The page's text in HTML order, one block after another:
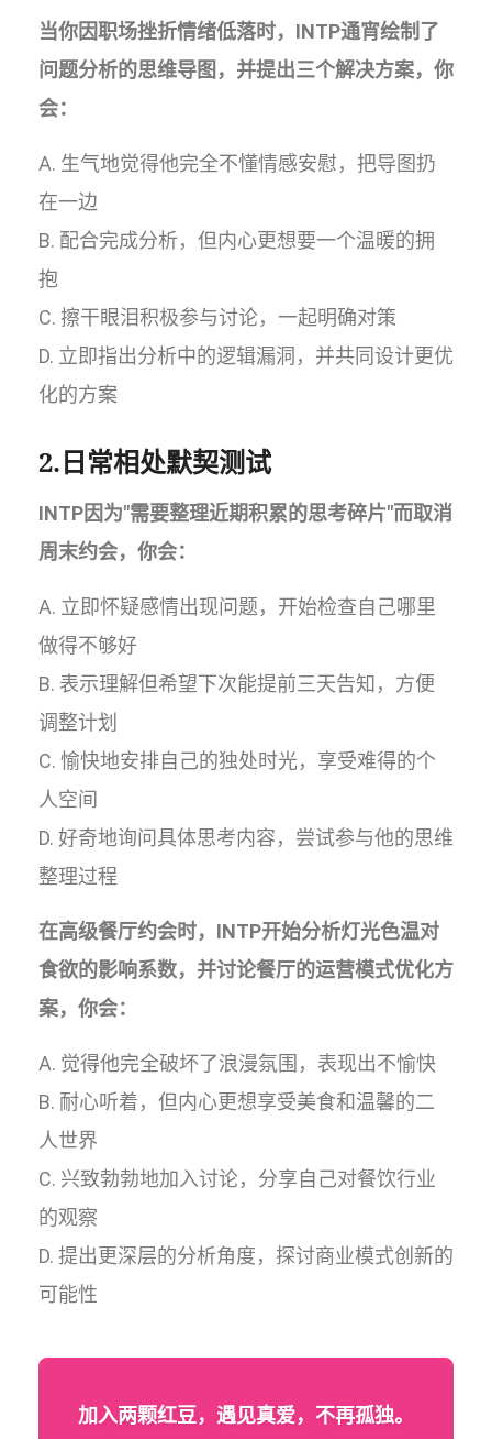
当你因职场挫折情绪低落时，INTP通宵绘制了
问题分析的思维导图，并提出三个解决方案，你
会：
A. 生气地觉得他完全不懂情感安慰，把导图扔
在一边
B. 配合完成分析，但内心更想要一个温暖的拥
抱
C. 擦干眼泪积极参与讨论，一起明确对策
D. 立即指出分析中的逻辑漏洞，并共同设计更优
化的方案
2.日常相处默契测试
INTP因为"需要整理近期积累的思考碎片"而取消
周末约会，你会：
A. 立即怀疑感情出现问题，开始检查自己哪里
做得不够好
B. 表示理解但希望下次能提前三天告知，方便
调整计划
C. 愉快地安排自己的独处时光，享受难得的个
人空间
D. 好奇地询问具体思考内容，尝试参与他的思维
整理过程
在高级餐厅约会时，INTP开始分析灯光色温对
食欲的影响系数，并讨论餐厅的运营模式优化方
案，你会：
A. 觉得他完全破坏了浪漫氛围，表现出不愉快
B. 耐心听着，但内心更想享受美食和温馨的二
人世界
C. 兴致勃勃地加入讨论，分享自己对餐饮行业
的观察
D. 提出更深层的分析角度，探讨商业模式创新的
可能性
加入两颗红豆，遇见真爱，不再孤独。